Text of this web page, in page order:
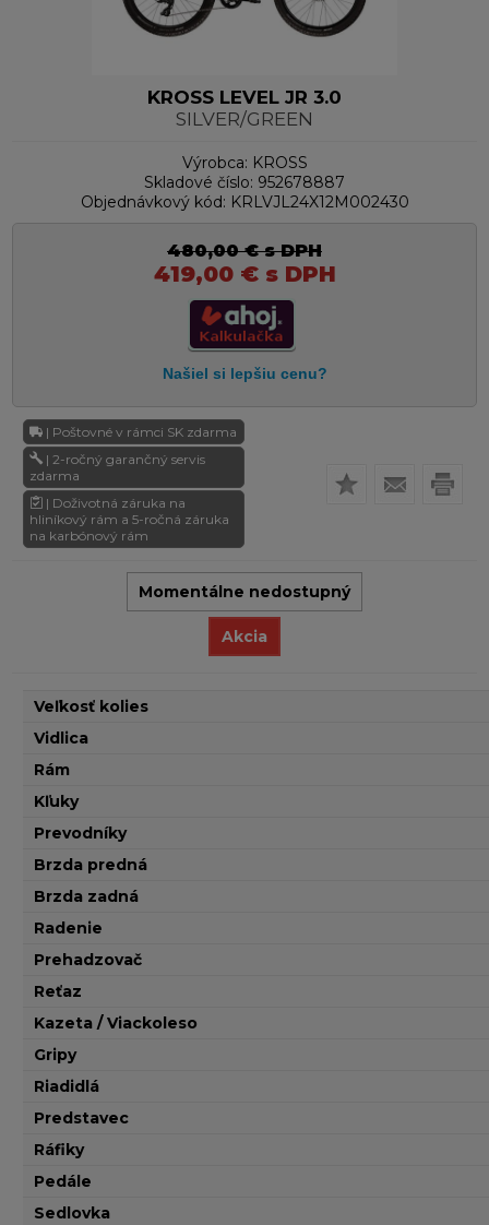
KROSS LEVEL JR 3.0
SILVER/GREEN
Výrobca: KROSS
Skladové číslo: 952678887
Objednávkový kód: KRLVJL24X12M002430
480,00 €s DPH
419,00 €s DPH
| Poštovné v rámci SK zdarma
| 2-ročný garančný servis
zdarma
| Doživotná záruka na
hliníkový rám a 5-ročná záruka
na karbónový rám
Momentálne nedostupný
Akcia
Veľkosť kolies
Vidlica
Rám
Kľuky
Prevodníky
Brzda predná
Brzda zadná
Radenie
Prehadzovač
Reťaz
Kazeta / Viackoleso
Gripy
Riadidlá
Predstavec
Ráfiky
Pedále
Sedlovka